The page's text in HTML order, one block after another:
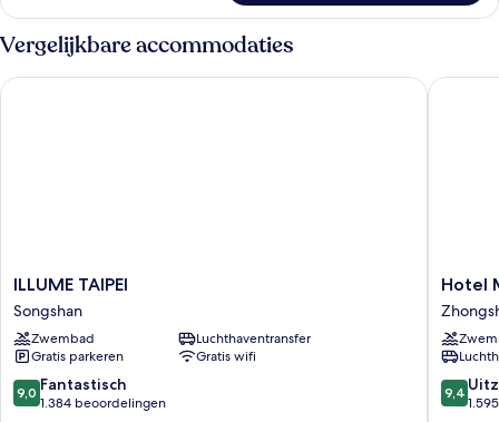
Twin
2
Vergelijkbare accommodaties
ILLUME
TAIPEI
Songshan
ILLUME TAIPEI
Songshan
Zwembad
Luchthaventransfer
Gratis parkeren
Gratis wifi
9.0
van
9,0 Fantastisch
1.384 beoordelingen
ILLUME TAIPEI
Hotel
Premier
Taipei
Hotel
9.4
van
9,4
Hotel